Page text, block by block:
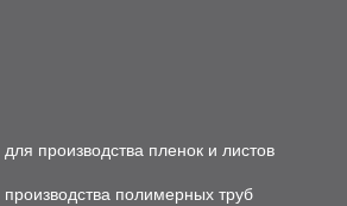
производства пленок и листов
полимерных труб